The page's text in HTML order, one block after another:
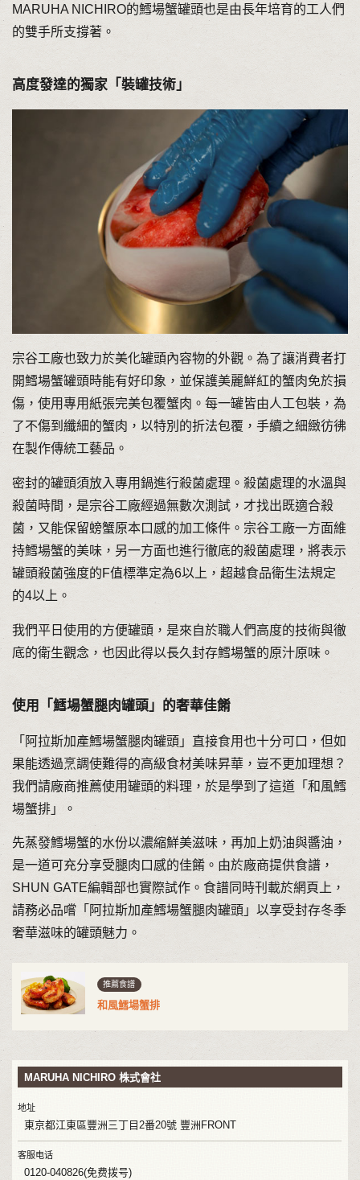
MARUHA NICHIRO的鱈場蟹罐頭也是由長年培育的工人們
的雙手所支撐著。
高度發達的獨家「裝罐技術」
宗谷工廠也致力於美化罐頭內容物的外觀。為了讓消費者打
開鱈場蟹罐頭時能有好印象，並保護美麗鮮紅的蟹肉免於損
傷，使用專用紙張完美包覆蟹肉。每一罐皆由人工包裝，為
了不傷到纖細的蟹肉，以特別的折法包覆，手續之細緻彷彿
在製作傳統工藝品。
密封的罐頭須放入專用鍋進行殺菌處理。殺菌處理的水溫與
殺菌時間，是宗谷工廠經過無數次測試，才找出既適合殺
菌，又能保留螃蟹原本口感的加工條件。宗谷工廠一方面維
持鱈場蟹的美味，另一方面也進行徹底的殺菌處理，將表示
罐頭殺菌強度的F值標準定為6以上，超越食品衛生法規定
的4以上。
我們平日使用的方便罐頭，是來自於職人們高度的技術與徹
底的衛生觀念，也因此得以長久封存鱈場蟹的原汁原味。
使用「鱈場蟹腿肉罐頭」的奢華佳餚
「阿拉斯加產鱈場蟹腿肉罐頭」直接食用也十分可口，但如
果能透過烹調使難得的高級食材美味昇華，豈不更加理想？
我們請廠商推薦使用罐頭的料理，於是學到了這道「和風鱈
場蟹排」。
先蒸發鱈場蟹的水份以濃縮鮮美滋味，再加上奶油與醬油，
是一道可充分享受腿肉口感的佳餚。由於廠商提供食譜，
SHUN GATE編輯部也實際試作。食譜同時刊載於網頁上，
請務必品嚐「阿拉斯加產鱈場蟹腿肉罐頭」以享受封存冬季
奢華滋味的罐頭魅力。
推薦食譜
和風鱈場蟹排
MARUHA NICHIRO 株式會社
地址
東京都江東區豐洲三丁目2番20號 豐洲FRONT
客服电话
0120-040826(免费拨号)